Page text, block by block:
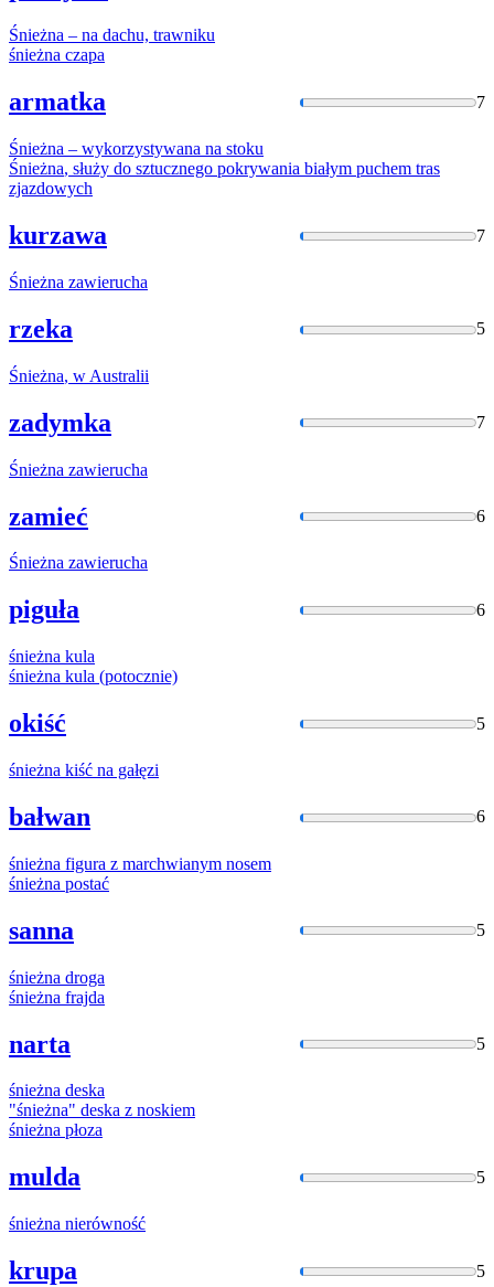
Śnieżna – na dachu, trawniku
śnieżna czapa
armatka 7
Śnieżna – wykorzystywana na stoku
Śnieżna, służy do sztucznego pokrywania białym puchem tras
zjazdowych
kurzawa 7
Śnieżna zawierucha
rzeka 5
Śnieżna, w Australii
zadymka 7
Śnieżna zawierucha
zamieć 6
Śnieżna zawierucha
piguła 6
śnieżna kula
śnieżna kula (potocznie)
okiść 5
śnieżna kiść na gałęzi
bałwan 6
śnieżna figura z marchwianym nosem
śnieżna postać
sanna 5
śnieżna droga
śnieżna frajda
narta 5
śnieżna deska
"śnieżna" deska z noskiem
śnieżna płoza
mulda 5
śnieżna nierówność
krupa 5